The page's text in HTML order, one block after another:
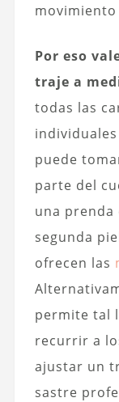
Por eso
traje a
todas las
puede
parte del
una prenda
segunda
ofrecen las
permite tal
recurrir a
ajustar un
sastre